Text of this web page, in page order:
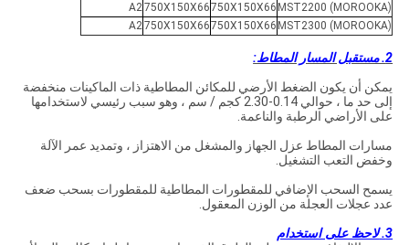
MST2200 (MOROOKA)
750X150X66
750X150X66
A2
MST2300 (MOROOKA)
750X150X66
750X150X66
A2
2. مستقبل المسار المطاط:
يمكن أن يكون الضغط الأرضي للمكائن ​​المطاطية ذات الماكينات منخفضة
إلى حد ما ، حوالي 0.14-2.30 كجم / سم ، وهو سبب رئيسي لاستخدامها
على الأراضي الرطبة والناعمة.
مسارات المطاط عزل الجهاز والمشغل من الاهتزاز ، وتمديد عمر الآلة
وخفض التعب التشغيل.
يسمح السحب الإضافي للمقطورات المطاطية للمقطورات بسحب ضعف
عدد عجلات العجلة من الوزن المعقول.
3. لاحظ على استخدام